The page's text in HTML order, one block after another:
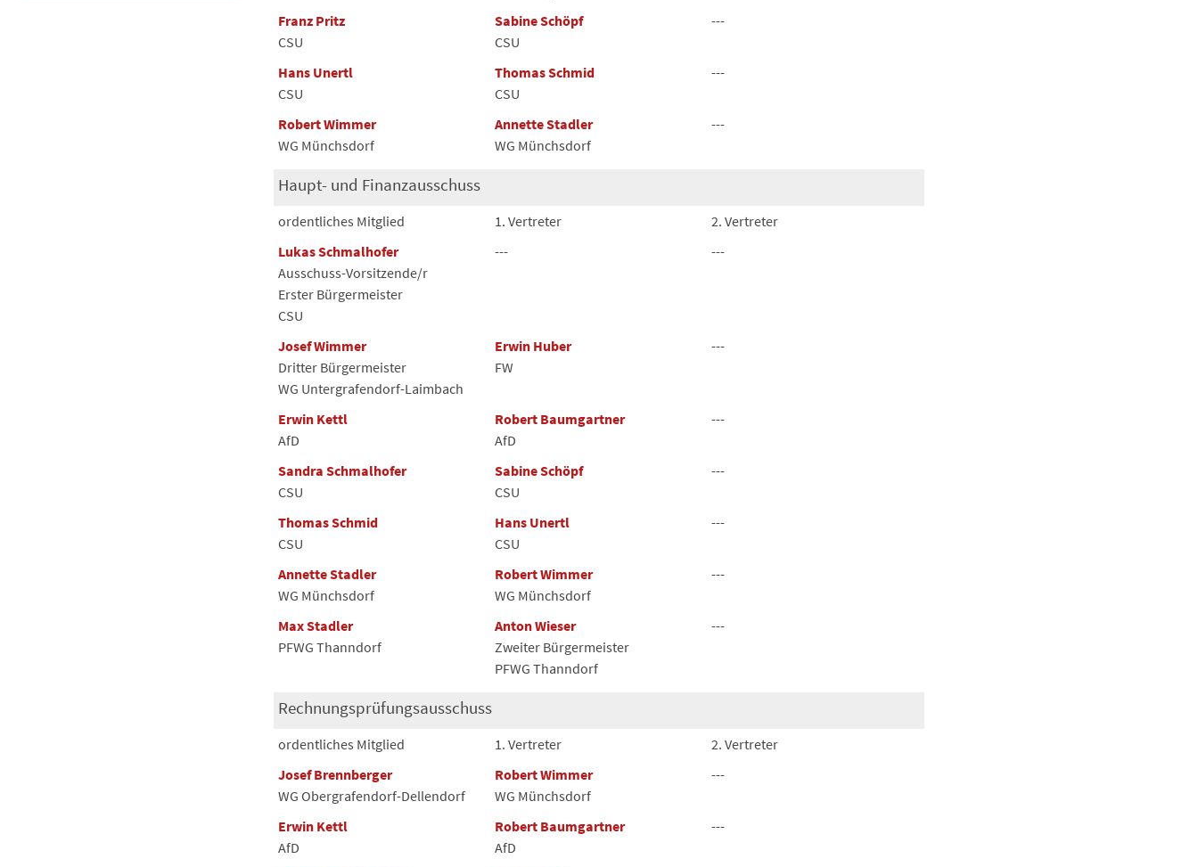
Franz Pritz
CSU
Sabine Schöpf
CSU
---
Hans Unertl
CSU
Thomas Schmid
CSU
---
Robert Wimmer
WG Münchsdorf
Annette Stadler
WG Münchsdorf
---
Haupt- und Finanzausschuss
ordentliches Mitglied 1. Vertreter
2. Vertreter
Lukas Schmalhofer
Ausschuss-Vorsitzende/r
Erster Bürgermeister
CSU
--- ---
Josef Wimmer
Dritter Bürgermeister
WG Untergrafendorf-Laimbach
Erwin Huber
FW
---
Erwin Kettl
AfD
Robert Baumgartner
AfD
---
Sandra Schmalhofer
CSU
Sabine Schöpf
CSU
---
Thomas Schmid
CSU
Hans Unertl
CSU
---
Annette Stadler
WG Münchsdorf
Robert Wimmer
WG Münchsdorf
---
Max Stadler
PFWG Thanndorf
Anton Wieser
Zweiter Bürgermeister
PFWG Thanndorf
---
Rechnungsprüfungsausschuss
ordentliches Mitglied 1. Vertreter
2. Vertreter
Josef Brennberger
WG Obergrafendorf-Dellendorf
Robert Wimmer
WG Münchsdorf
---
Erwin Kettl
AfD
Robert Baumgartner
AfD
---